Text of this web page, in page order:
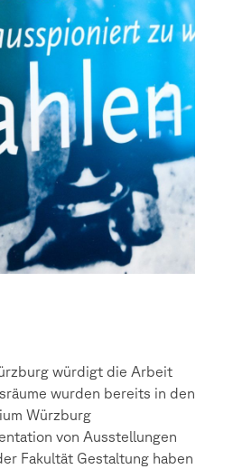
würdigt die Arbeit
wurden bereits in den
Würzburg
von Ausstellungen
Fakultät Gestaltung haben